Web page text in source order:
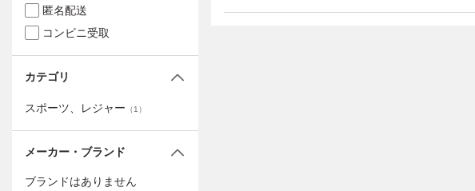
匿名配送
コンビニ受取
カテゴリ
スポーツ、レジャー （1 ）
メーカー・ブランド
ブランドはありません